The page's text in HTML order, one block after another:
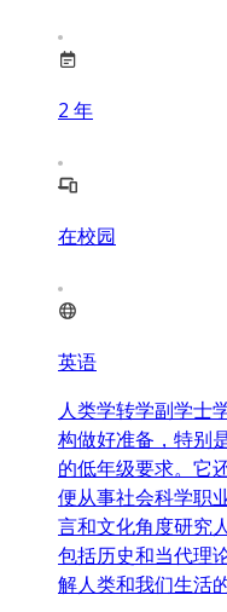
2 年
在校园
英语
人类学转学副学士
构做好准备，特别
的低年级要求。它
便从事社会科学职
言和文化角度研究
包括历史和当代理
解人类和我们生活